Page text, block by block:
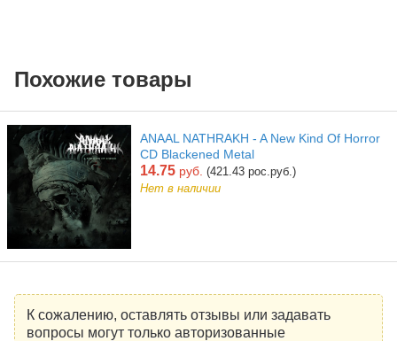
Похожие товары
ANAAL NATHRAKH - A New Kind Of Horror
CD Blackened Metal
14.75 руб. (421.43 рос.руб.)
Нет в наличии
К сожалению, оставлять отзывы или задавать
вопросы могут только авторизованные